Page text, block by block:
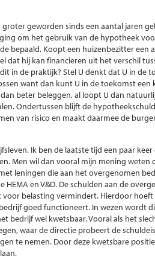
geworden sinds een aantal jaren
om het gebruik van de hypotheek
bepaald. Koopt een huizenbezitter een
dat hij kan financieren uit het verschil
in de praktijk? Stel U denkt dat U in de
want dan kunt U in de toekomst
beter beleggen, al loopt U dan
Ondertussen blijft de
van risico en maakt daarmee de
Ik ben de laatste tijd een paar
Men wil dan vooral mijn mening weten
leningen die aan het overgenomen
HEMA en V&D. De schulden aan de
belasting vermindert. Hierdoor
goed functioneert. In wezen wordt
bedrijf wel kwetsbaar. Vooral als het
waar de directie probeert de
te nemen. Door deze kwetsbare